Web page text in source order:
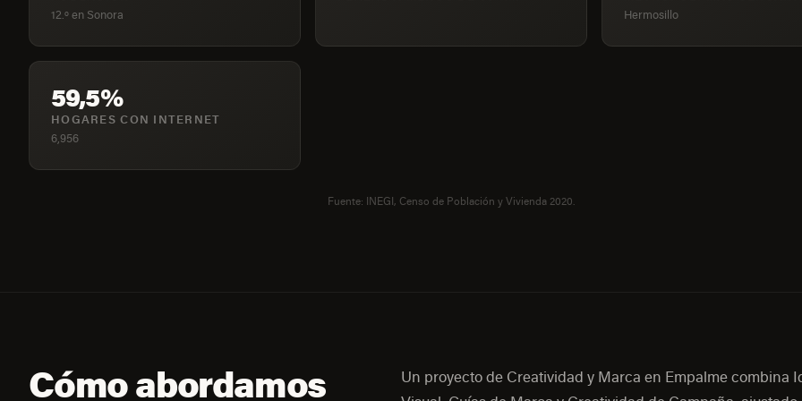
12.º en Sonora
Hermosillo
59,5%
HOGARES CON INTERNET
6,956
Fuente: INEGI, Censo de Población y Vivienda 2020.
Cómo abordamos
Un proyecto de Creatividad y Marca en Empalme combina